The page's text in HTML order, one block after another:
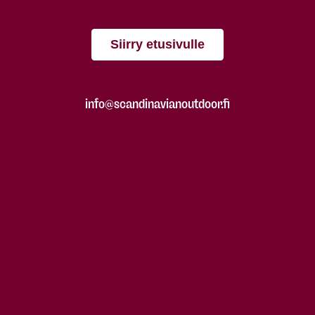
Siirry etusivulle
info@scandinavianoutdoor.fi